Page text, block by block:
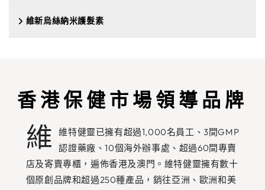
維新烏絲納米護髮素
香港保健市場領導品牌
維
維特健靈已擁有超過1,000名員工、3間GMP
認證藥廠、10個海外辦事處、超過60間專賣
店及寄賣專櫃，遍佈香港及澳門。維特健靈擁有數十
個原創品牌和超過250種產品，銷往亞洲、歐洲和美